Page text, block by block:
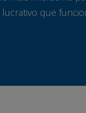
lucrativo que